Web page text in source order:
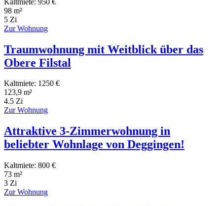
98 m²
5 Zi
Zur Wohnung
Traumwohnung mit Weitblick über das
Obere Filstal
Kaltmiete: 1250 €
123,9 m²
4.5 Zi
Zur Wohnung
Attraktive 3-Zimmerwohnung in
beliebter Wohnlage von Deggingen!
Kaltmiete: 800 €
73 m²
3 Zi
Zur Wohnung